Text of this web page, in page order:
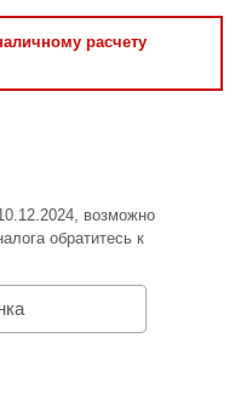
расчету
возможно
обратитесь к